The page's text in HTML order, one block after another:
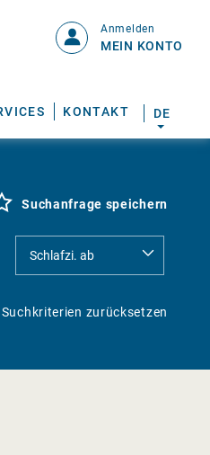
KONTAKT
Anmelden
MEIN KONTO
DE
Suchanfrage speichern
Suchkriterien zurücksetzen